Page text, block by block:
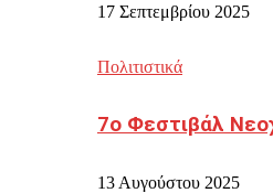
17 Σεπτεμβρίου 2025
Πολιτιστικά
7ο Φεστιβάλ
13 Αυγούστου 2025